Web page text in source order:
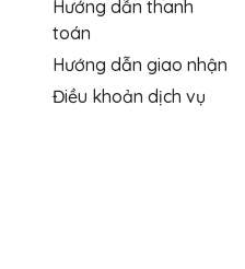
Hướng dẫn thanh
toán
Hướng dẫn giao nhận
Điều khoản dịch vụ